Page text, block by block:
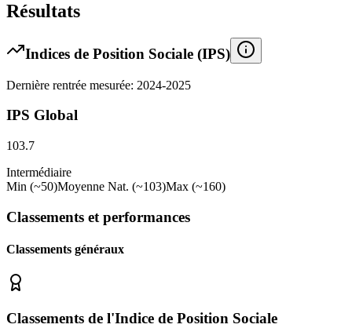
Résultats
Indices de Position Sociale (IPS)
Dernière rentrée mesurée: 2024-2025
IPS Global
103.7
Intermédiaire
Min (~50)Moyenne Nat. (~103)Max (~160)
Classements et performances
Classements généraux
Classements de l'Indice de Position Sociale